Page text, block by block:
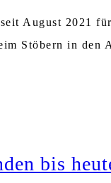
August 2021
Stöbern in den
bis